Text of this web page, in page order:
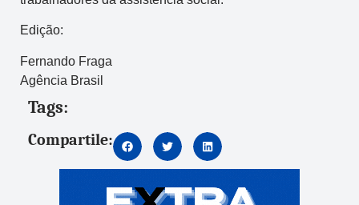
Edição:
Fernando Fraga
Agência Brasil
Tags:
Compartile: